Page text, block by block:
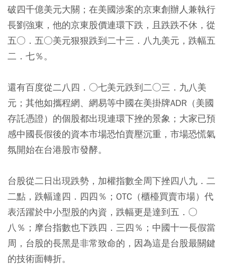
破四千億美元大關；在美國涉案的京東創辦人兼執行
長劉強東，他的京東股價連環下跌，且跌跌不休，從
五○．五○美元狠狠跌到二十三．八九美元，跌幅五
二．七％。
還有百度從二八四．○七美元跌到二○三．九八美
元；其他如攜程網、網易等中國在美掛牌ADR（美國
存託憑證）的個股都出現連環下挫的景象；大家已預
感中國長假後的資本市場恐怕賣壓沉重，市場恐慌氣
氛開始在台港股市發酵。
台股從二日出現跌勢，加權指數全周下挫四八九．二
二點，跌幅達四．四四％；OTC（櫃檯買賣市場）代
表活躍於中小型股的內資，跌幅更是達到五．○
八％；摩台指數也下跌四．三四％；中國十一長假當
周，台股的長黑是非常致命的，因為這是台股最關鍵
的技術面轉折。